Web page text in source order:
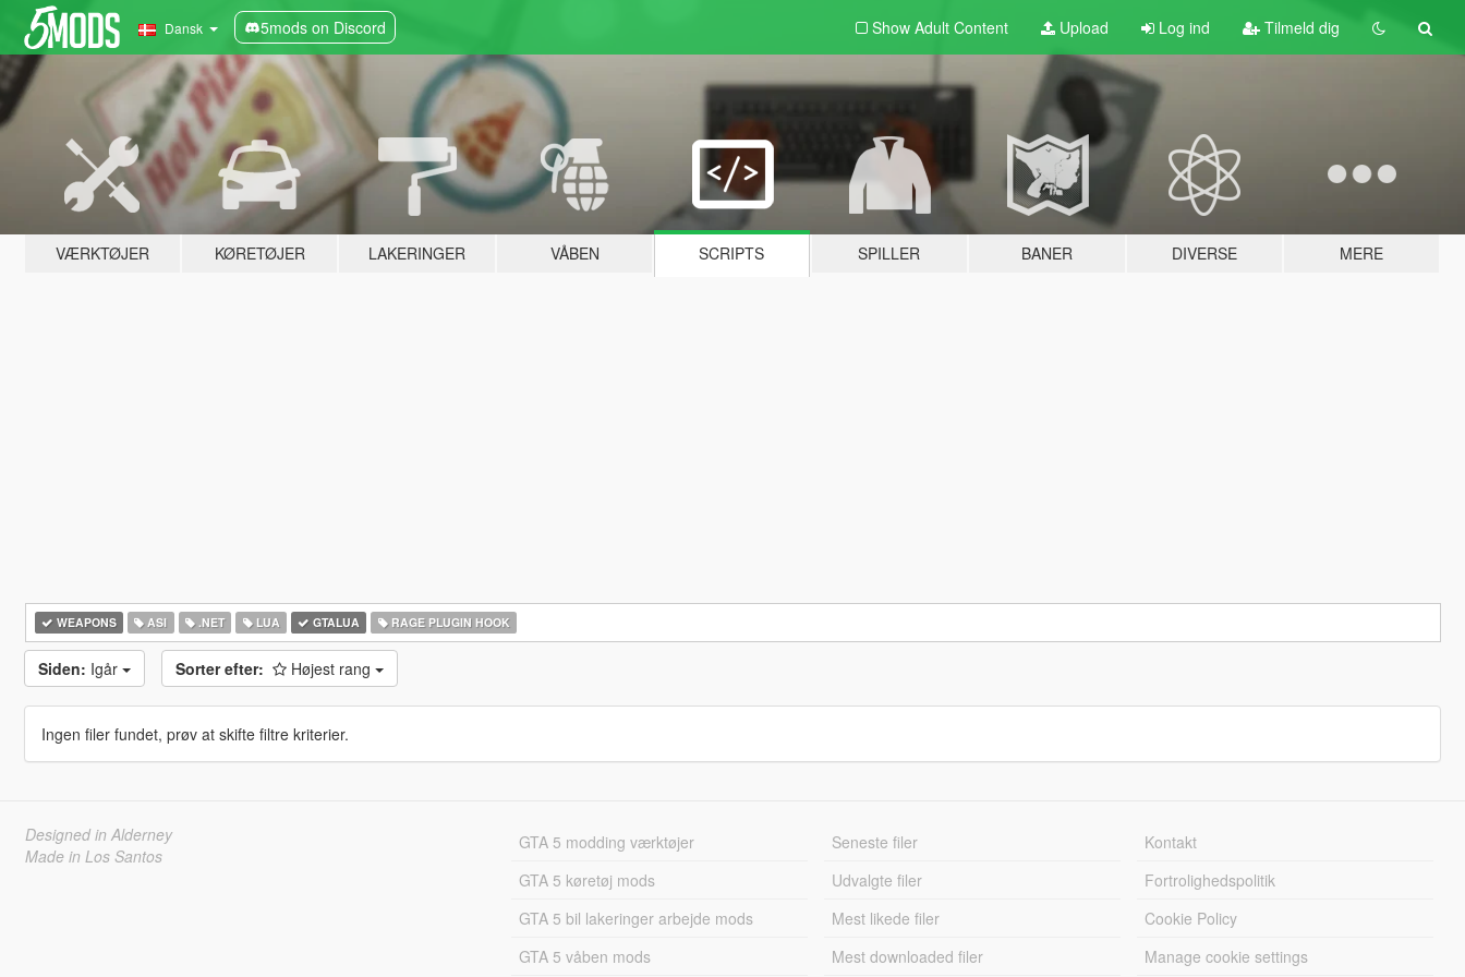
Dansk 5mods on Discord Show Adult Content Upload Log ind Tilmeld dig
VÆRKTØJER KØRETØJER LAKERINGER VÅBEN SCRIPTS SPILLER BANER DIVERSE MERE
WEAPONS ASI .NET LUA GTALUA RAGE PLUGIN HOOK
Siden: Igår Sorter efter: Højest rang
Ingen filer fundet, prøv at skifte filtre kriterier.
Designed in Alderney
Made in Los Santos
GTA 5 modding værktøjer
GTA 5 køretøj mods
GTA 5 bil lakeringer arbejde mods
GTA 5 våben mods
Seneste filer
Udvalgte filer
Mest likede filer
Mest downloaded filer
Kontakt
Fortrolighedspolitik
Cookie Policy
Manage cookie settings